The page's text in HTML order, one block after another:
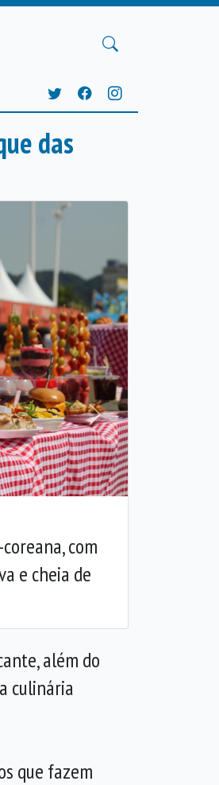
das
com
e cheia de
Próxima
além do
culinária
que fazem